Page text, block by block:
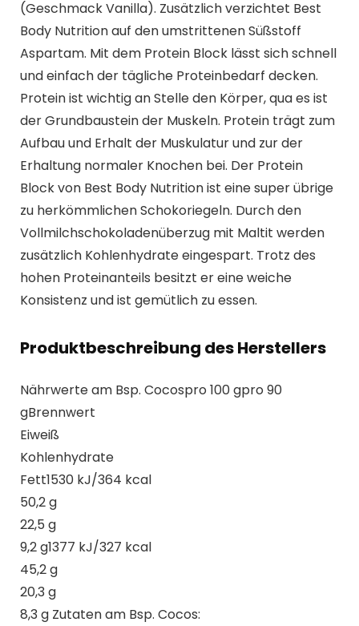
(Geschmack Vanilla). Zusätzlich verzichtet Best
Body Nutrition auf den umstrittenen Süßstoff
Aspartam. Mit dem Protein Block lässt sich schnell
und einfach der tägliche Proteinbedarf decken.
Protein ist wichtig an Stelle den Körper, qua es ist
der Grundbaustein der Muskeln. Protein trägt zum
Aufbau und Erhalt der Muskulatur und zur der
Erhaltung normaler Knochen bei. Der Protein
Block von Best Body Nutrition ist eine super übrige
zu herkömmlichen Schokoriegeln. Durch den
Vollmilchschokoladenüberzug mit Maltit werden
zusätzlich Kohlenhydrate eingespart. Trotz des
hohen Proteinanteils besitzt er eine weiche
Konsistenz und ist gemütlich zu essen.
Produktbeschreibung des Herstellers
Nährwerte am Bsp. Cocospro 100 gpro 90
gBrennwert
Eiweiß
Kohlenhydrate
Fett1530 kJ/364 kcal
50,2 g
22,5 g
9,2 g1377 kJ/327 kcal
45,2 g
20,3 g
8,3 g Zutaten am Bsp. Cocos: